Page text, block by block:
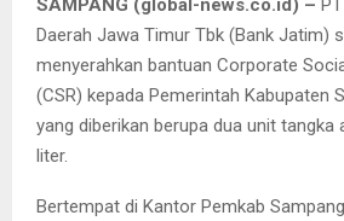
SAMPANG (global-news.co.id) –
Daerah Jawa Timur Tbk (Bank Jatim)
menyerahkan bantuan Corporate
(CSR) kepada Pemerintah Kabupaten
yang diberikan berupa dua unit tangka
liter.
Bertempat di Kantor Pemkab